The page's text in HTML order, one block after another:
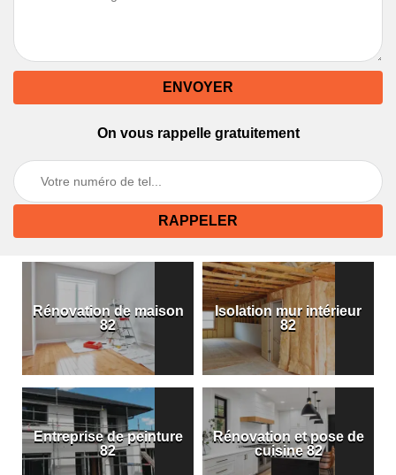
On vous rappelle gratuitement
Rénovation de maison
82
Isolation mur intérieur
82
Entreprise de peinture
82
Rénovation et pose de
cuisine 82